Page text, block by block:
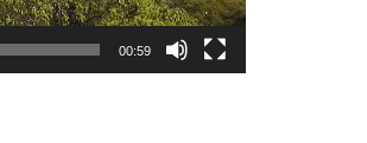
00:59